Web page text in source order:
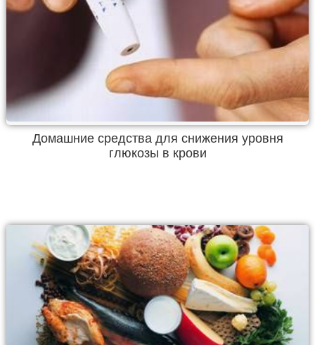
Домашние средства для снижения уровня
глюкозы в крови